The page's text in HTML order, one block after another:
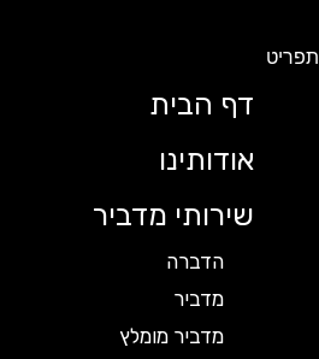
דף הבית
אודותינו
שירותי מדביר
הדברה
מדביר
מדביר מומלץ